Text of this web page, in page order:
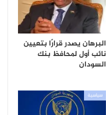
البرهان يصدر قرارًا بتعيين
نائب أول لمحافظ بنك
السودان
سياسية